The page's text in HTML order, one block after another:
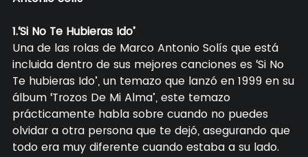
1.‘Si No Te Hubieras Ido’
Una de las rolas de Marco Antonio Solís que está
incluida dentro de sus mejores canciones es ‘Si No
Te hubieras Ido’, un temazo que lanzó en 1999 en su
álbum ‘Trozos De Mi Alma’, este temazo
prácticamente habla sobre cuando no puedes
olvidar a otra persona que te dejó, asegurando que
todo era muy diferente cuando estaba a su lado.